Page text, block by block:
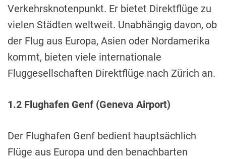
Verkehrsknotenpunkt. Er bietet Direktflüge zu
vielen Städten weltweit. Unabhängig davon, ob
der Flug aus Europa, Asien oder Nordamerika
kommt, bieten viele internationale
Fluggesellschaften Direktflüge nach Zürich an.
1.2 Flughafen Genf (Geneva Airport)
Der Flughafen Genf bedient hauptsächlich
Flüge aus Europa und den benachbarten